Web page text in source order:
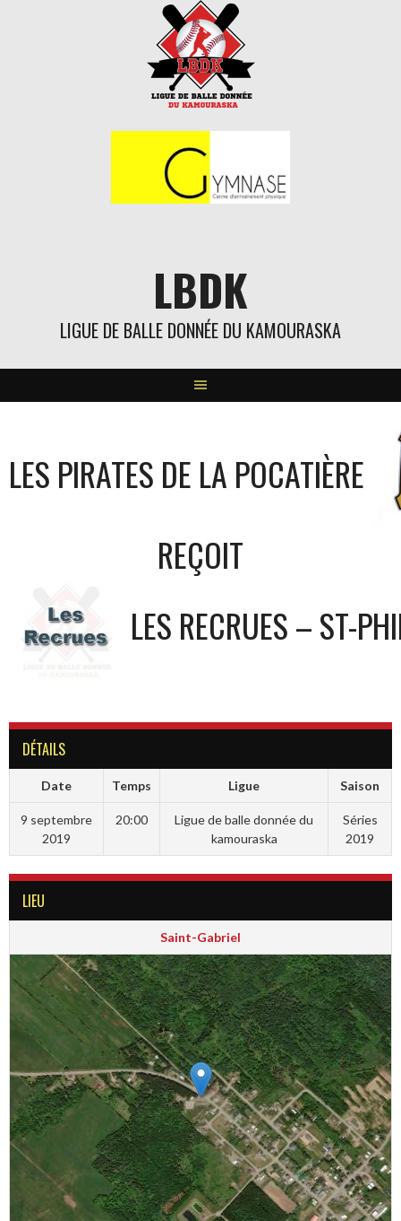
LBDK
LIGUE DE BALLE DONNÉE DU KAMOURASKA
LES PIRATES DE LA POCATIÈRE
REÇOIT
LES RECRUES – ST-
DÉTAILS
Date Temps Ligue Saison
9 septembre
2019
20:00
Ligue de balle donnée du
kamouraska
Séries
2019
LIEU
Saint-Gabriel